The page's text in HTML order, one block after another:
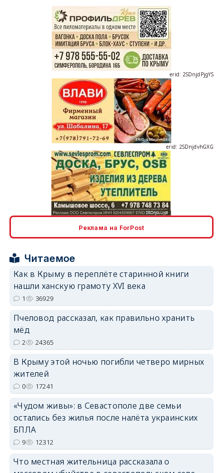
erid: 2SDnjdvhGXG
erid: 2SDnjcLUypt
erid: 2SDnjcrDNw6
erid: 2SDnjdPjgYS
Реклама на ForPost
Читаемое
Как в Крыму в переплёте старинной книги
нашли ханскую грамоту XVI века
1 36929
Пчеловод рассказал, как правильно хранить
мёд
2 24365
В Крыму этой ночью погибли четверо мирных
жителей
0 17241
«Чудом живы»: в Севастополе две семьи
остались без жилья после налёта украинских
БПЛА
9 12312
Что местная жительница рассказала о